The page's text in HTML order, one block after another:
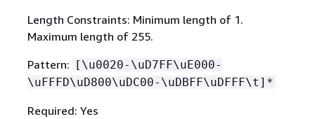
Length Constraints: Minimum length of 1.
Maximum length of 255.
Pattern: [\u0020-\uD7FF\uE000-
\uFFFD\uD800\uDC00-\uDBFF\uDFFF\t]*
Required: Yes